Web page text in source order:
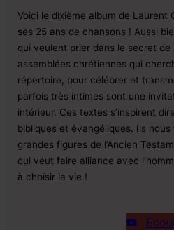
Voici le dixième album de Laurent
ses 25 ans de chansons ! Aussi
qui veulent prier dans le secret de
assemblées chrétiennes qui
répertoire, pour célébrer et
parfois très intimes sont une
intérieur. Ces textes s’inspirent
bibliques et évangéliques. Ils
grandes figures de l’Ancien
qui veut faire alliance avec
à choisir la vie !